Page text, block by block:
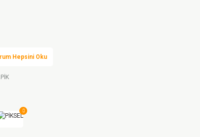
Hepsini Oku